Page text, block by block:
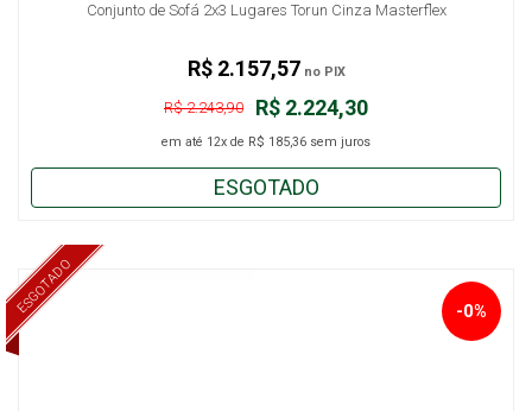
Conjunto de Sofá 2x3 Lugares Torun Cinza Masterflex
R$ 2.224,30
R$ 2.243,90
em até 12x de R$ 185,36 sem juros
R$ 2.157,57 no PIX
ESGOTADO
ESGOTADO -0%